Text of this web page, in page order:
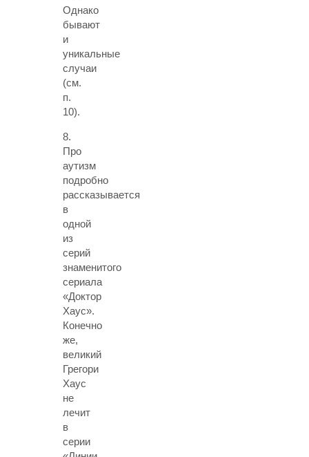
Однако
бывают
и
уникальные
случаи
(см.
п.
10).
8.
Про
аутизм
подробно
рассказывается
в
одной
из
серий
знаменитого
сериала
«Доктор
Хаус».
Конечно
же,
великий
Грегори
Хаус
не
лечит
в
серии